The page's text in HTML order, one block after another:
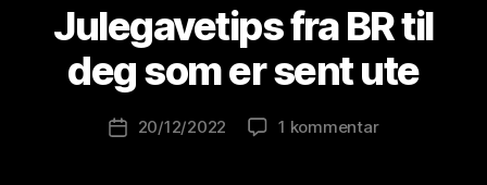
Julegavetips fra BR til
deg som er sent ute
Innleggsforfatter
w
Publiseringsdato
20/12/2022 1 kommentartil